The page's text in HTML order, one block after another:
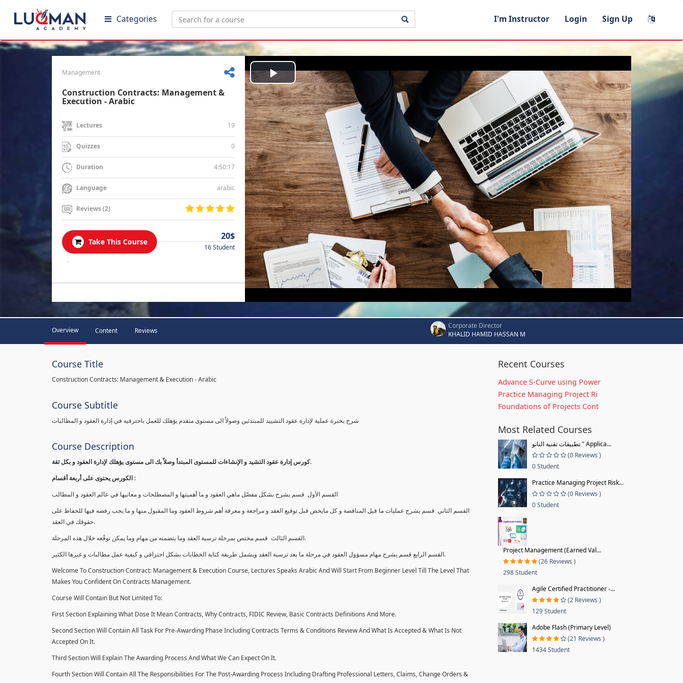
Categories I'm Instructor Login Sign Up
Management
Construction Contracts: Management &
Execution - Arabic
Lectures 19
Quizzes 0
Duration 4:50:17
Language arabic
Reviews (2)
Take This Course
20$
16 Student
.
Play
Video
Overview Content Reviews
Corporate Director
KHALID HAMID HASSAN M
Course Title
Construction Contracts: Management & Execution - Arabic
Course Subtitle
شرح بخبرة عملية لإدارة عقود التشييد للمبتدئين وصولاً الى مستوى متقدم يؤهلك للعمل باحترفيه في إدارة العقود و المطالبات
Course Description
كورس إدارة عقود التشيد و الإنشاءات للمستوى المبتدأ وصلاً بك الى مستوى يؤهلك لإدارة العقود و بكل ثقة.
الكورس يحتوى على أربعة أقسام :
القسم الأول قسم يشرح بشكل مفصّل ماهي العقود و ما أهميتها و المصطلحات و معانيها في عالم العقود و المطالب
القسم الثاني قسم يشرح عمليات ما قبل المناقصة و كل مايخص قبل توقيع العقد و مراجعة و معرفة أهم شروط العقود وما المقبول منها و ما يجب رفضه فيها للحفاظ على
حقوقك في العقد.
القسم الثالث قسم مختص بمرحلة ترسية العقد وما يتضمنه من مهام وما يمكن توقًعه خلال هذه المرحلة.
القسم الرابع قسم يشرح مهام مسؤول العقود في مرحلة ما بعد ترسية العقد ويشمل طريقة كتابة الخطابات بشكل احترافي و كيفية عمل مطالبات و غيرها الكثير.
Welcome To Construction Contract: Management & Execution Course, Lectures Speaks Arabic And Will Start From Beginner Level Till The Level That
Makes You Confident On Contracts Management.
Course Will Contain But Not Limited To:
First Section Explaining What Dose It Mean Contracts, Why Contracts, FIDIC Review, Basic Contracts Definitions And More.
Second Section Will Contain All Task For Pre-Awarding Phase Including Contracts Terms & Conditions Review And What Is Accepted & What Is Not
Accepted On It.
Third Section Will Explain The Awarding Process And What We Can Expect On It.
Fourth Section Will Contain All The Responsibilities For The Post-Awarding Process Including Drafting Professional Letters, Claims, Change Orders &
Recent Courses
Advance S-Curve using Power
Practice Managing Project Ri
Foundations of Projects Cont
Most Related Courses
تطبيقات تقنية النانو " Applica...
(0 Reviews )
0 Student
Practice Managing Project Risk...
(0 Reviews )
0 Student
Project Management (Earned Val...
(26 Reviews )
298 Student
Agile Certified Practitioner -...
(2 Reviews )
129 Student
Adobe Flash (Primary Level)
(21 Reviews )
1434 Student